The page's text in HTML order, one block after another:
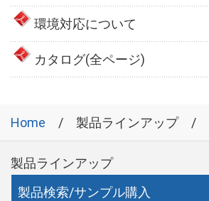
環境対応について
カタログ(全ページ)
Home 製品ラインアップ
製品ラインアップ
製品検索/サンプル購入